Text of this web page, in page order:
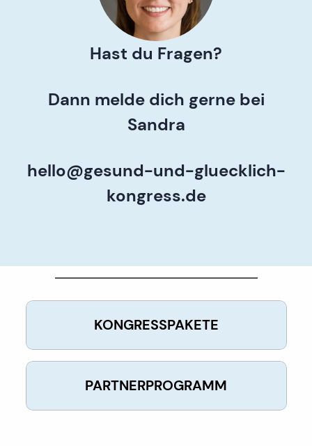
Hast du Fragen?
Dann melde dich gerne bei
Sandra
hello@gesund-und-gluecklich-
kongress.de
KONGRESSPAKETE
PARTNERPROGRAMM